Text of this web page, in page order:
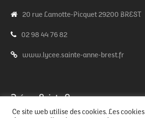
20 rue Lamotte-Picquet 29200 BREST
02 98 44 76 82
www.lycee.sainte-anne-brest.fr
Prépas Sainte Anne
Ce site web utilise des cookies. Les